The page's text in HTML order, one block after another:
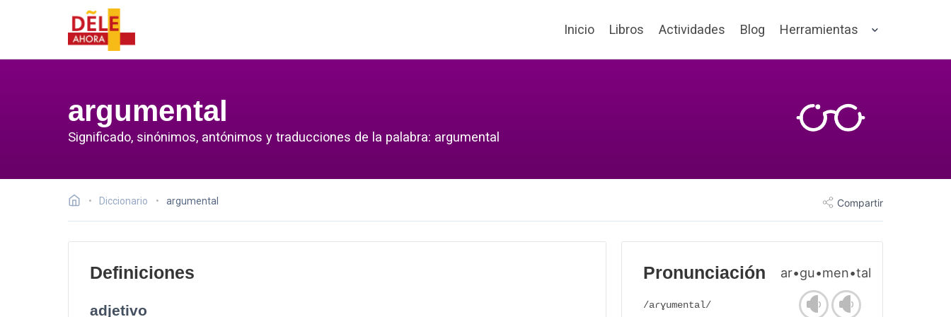
Inicio Libros Actividades Blog Herramientas
argumental
Significado, sinónimos, antónimos y traducciones de la palabra: argumental
Diccionario argumental Compartir
Definiciones
adjetivo
Pronunciación ar•gu•men•tal
/aɾɣumental/